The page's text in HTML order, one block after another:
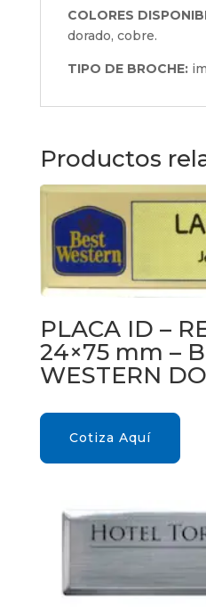
COLORES
dorado, cobre.
TIPO DE BROCHE:
Productos
PLACA ID –
24×75 mm –
WESTERN
Cotiza Aquí